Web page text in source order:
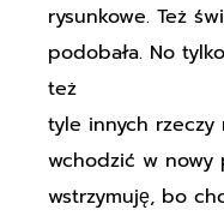
rysunkowe. Też
podobała. No
też
tyle innych rzeczy
wchodzić w nowy
wstrzymuję, bo